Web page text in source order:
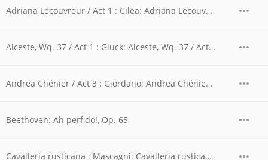
Adriana Lecouvreur / Act 1 : Cilea: Adriana Lecouvreur / Act 1 - "Io son l'umile ancella"
Alceste, Wq. 37 / Act 1 : Gluck: Alceste, Wq. 37 / Act 1 - "Divinités du Styx"
Andrea Chénier / Act 3 : Giordano: Andrea Chénier / Act 3 - "La mamma morta"
Beethoven: Ah perfido!, Op. 65
Cavalleria rusticana : Mascagni: Cavalleria rusticana - "Voi lo sapete"